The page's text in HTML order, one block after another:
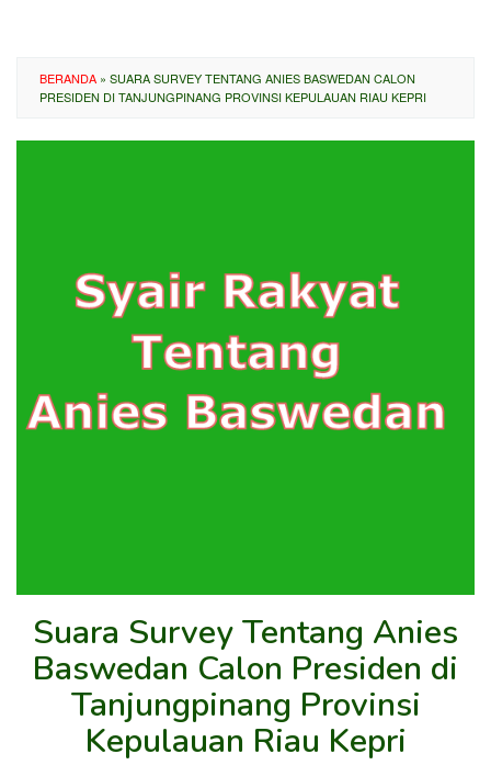
BERANDA » SUARA SURVEY TENTANG ANIES BASWEDAN CALON
PRESIDEN DI TANJUNGPINANG PROVINSI KEPULAUAN RIAU KEPRI
Suara Survey Tentang Anies
Baswedan Calon Presiden di
Tanjungpinang Provinsi
Kepulauan Riau Kepri